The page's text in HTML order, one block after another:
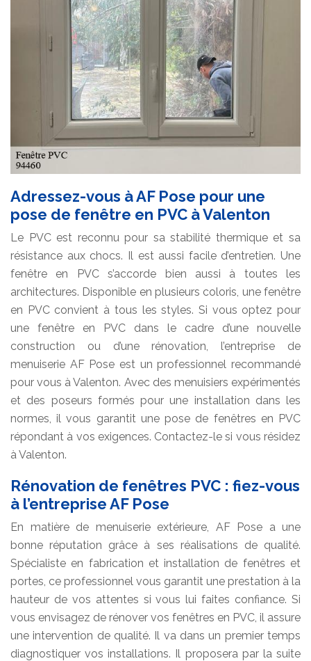
Adressez-vous à AF Pose pour une
pose de fenêtre en PVC à Valenton
Le PVC est reconnu pour sa stabilité thermique et sa
résistance aux chocs. Il est aussi facile d’entretien. Une
fenêtre en PVC s’accorde bien aussi à toutes les
architectures. Disponible en plusieurs coloris, une fenêtre
en PVC convient à tous les styles. Si vous optez pour
une fenêtre en PVC dans le cadre d’une nouvelle
construction ou d’une rénovation, l’entreprise de
menuiserie AF Pose est un professionnel recommandé
pour vous à Valenton. Avec des menuisiers expérimentés
et des poseurs formés pour une installation dans les
normes, il vous garantit une pose de fenêtres en PVC
répondant à vos exigences. Contactez-le si vous résidez
à Valenton.
Rénovation de fenêtres PVC : fiez-vous
à l’entreprise AF Pose
En matière de menuiserie extérieure, AF Pose a une
bonne réputation grâce à ses réalisations de qualité.
Spécialiste en fabrication et installation de fenêtres et
portes, ce professionnel vous garantit une prestation à la
hauteur de vos attentes si vous lui faites confiance. Si
vous envisagez de rénover vos fenêtres en PVC, il assure
une intervention de qualité. Il va dans un premier temps
diagnostiquer vos installations. Il proposera par la suite